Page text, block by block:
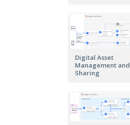
Digital Asset
Management and
Sharing